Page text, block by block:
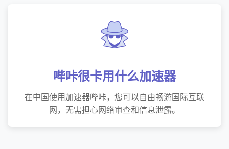
哔咔很卡用什么加速器
在中国使用加速器哔咔，您可以自由畅游国际互联
网，无需担心网络审查和信息泄露。